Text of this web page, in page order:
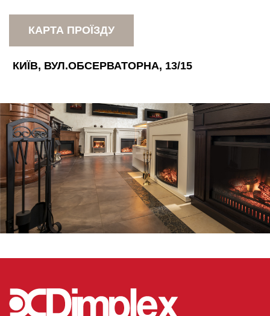
КАРТА ПРОЇЗДУ
КИЇВ, ВУЛ.ОБСЕРВАТОРНА, 13/15